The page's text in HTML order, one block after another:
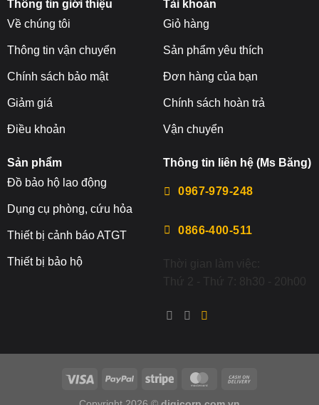
Thông tin giới thiệu
Về chúng tôi
Thông tin vận chuyển
Chính sách bảo mật
Giảm giá
Điều khoản
Tài khoản
Giỏ hàng
Sản phẩm yêu thích
Đơn hàng của bạn
Chính sách hoàn trả
Vận chuyển
Sản phẩm
Đồ bảo hộ lao động
Dụng cụ phòng, cứu hỏa
Thiết bị cảnh báo ATGT
Thiết bị bảo hộ
Thông tin liên hệ (Ms Băng)
0967-979-248
0866-400-511
Thời gian làm việc:
Thứ 2 - Thứ 7: 8h30 - 20h00